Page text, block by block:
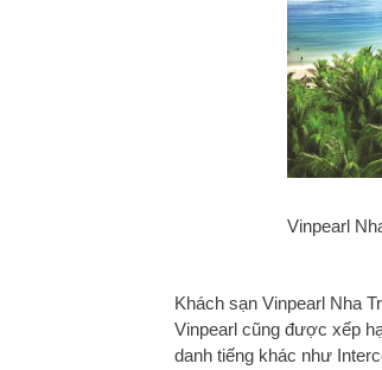
Vinpearl
Khách sạn Vinpearl Nha
Vinpearl cũng được xếp
danh tiếng khác như